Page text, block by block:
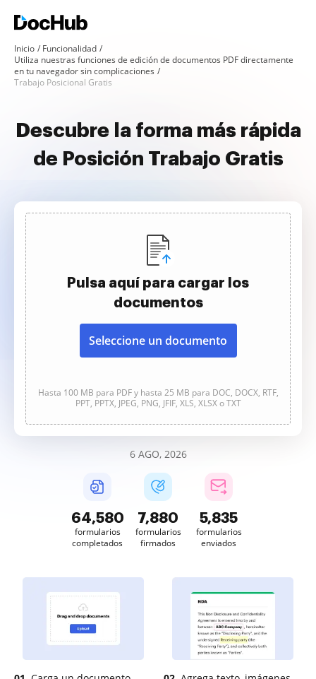
Inicio
Funcionalidad
Utiliza nuestras funciones de edición de documentos PDF directamente
en tu navegador sin complicaciones
Trabajo Posicional Gratis
Descubre la forma más rápida
de Posición Trabajo Gratis
Pulsa aquí para cargar los
documentos
Seleccione un documento
Hasta 100 MB para PDF y hasta 25 MB para DOC, DOCX, RTF,
PPT, PPTX, JPEG, PNG, JFIF, XLS, XLSX o TXT
6 AGO, 2026
64,582
formularios
completados
7,880
formularios
firmados
5,835
formularios
enviados